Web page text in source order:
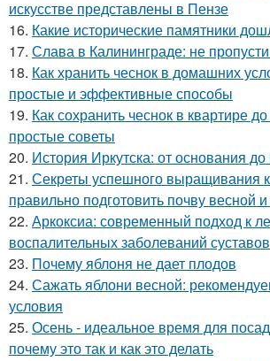
искусстве представлены в Пензе
16. Какие исторические памятники
17. Слава в Калининграде: не
18. Как хранить чеснок в домашних
простые и эффективные способы
19. Как сохранить чеснок в квартире
простые советы
20. История Иркутска: от основания
21. Секреты успешного выращивания
правильно подготовить почву весной
22. Аркоксиа: современный подход к
воспалительных заболеваний суставов
23. Почему яблоня не дает плодов
24. Сажать яблони весной:
условия
25. Осень - идеальное время для
почему это так и как это делать